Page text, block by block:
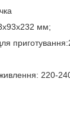
мм;
220-